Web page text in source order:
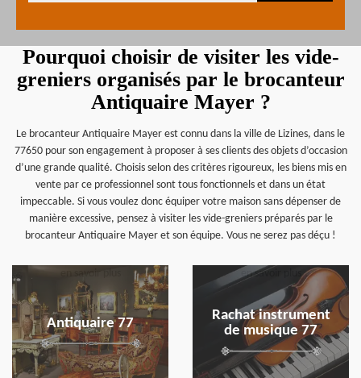
Pourquoi choisir de visiter les vide-
greniers organisés par le brocanteur
Antiquaire Mayer ?
Le brocanteur Antiquaire Mayer est connu dans la ville de Lizines, dans le
77650 pour son engagement à proposer à ses clients des objets d’occasion
d’une grande qualité. Choisis selon des critères rigoureux, les biens mis en
vente par ce professionnel sont tous fonctionnels et dans un état
impeccable. Si vous voulez donc équiper votre maison sans dépenser de
manière excessive, pensez à visiter les vide-greniers préparés par le
brocanteur Antiquaire Mayer et son équipe. Vous ne serez pas déçu !
Antiquaire 77
en savoir plus
Rachat instrument
de musique 77
en savoir plus